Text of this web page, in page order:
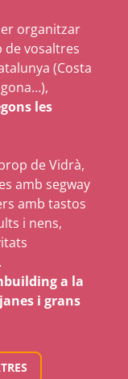
organitzar
de vosaltres
(Costa
les
de Vidrà,
amb segway
amb tastos
i nens,
a la
i grans